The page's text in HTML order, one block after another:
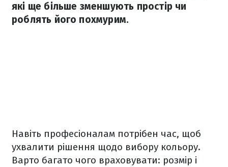
які ще більше зменшують простір чи
роблять його похмурим.
Навіть професіоналам потрібен час, щоб
ухвалити рішення щодо вибору кольору.
Варто багато чого враховувати: розмір і